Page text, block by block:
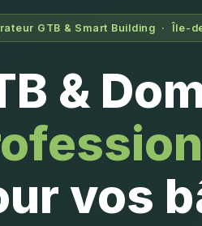
GTB & Smart Building · Île-
&
vos